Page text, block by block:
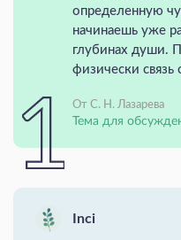
определенную
начинаешь уже
глубинах души.
физически связь
От С. Н. Лазарева
Тема для
Inci